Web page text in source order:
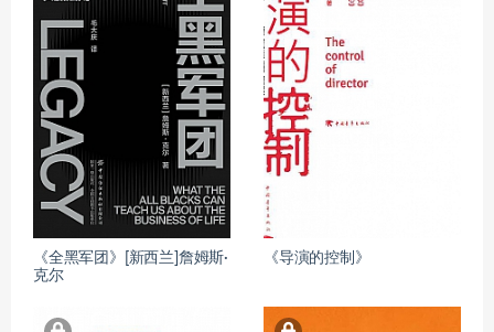
《全黑军团》[新西兰]詹姆斯·
克尔
《导演的控制》